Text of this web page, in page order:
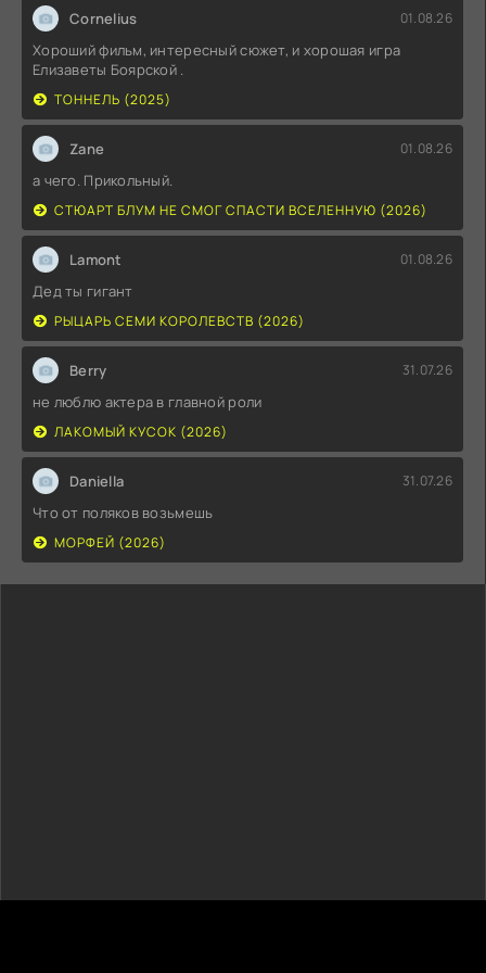
Cornelius 01.08.26
Хороший фильм, интересный сюжет, и хорошая игра
Елизаветы Боярской .
ТОННЕЛЬ (2025)
Zane 01.08.26
а чего. Прикольный.
СТЮАРТ БЛУМ НЕ СМОГ СПАСТИ ВСЕЛЕННУЮ (2026)
Lamont 01.08.26
Дед ты гигант
РЫЦАРЬ СЕМИ КОРОЛЕВСТВ (2026)
Berry 31.07.26
не люблю актера в главной роли
ЛАКОМЫЙ КУСОК (2026)
Daniella 31.07.26
Что от поляков возьмешь
МОРФЕЙ (2026)